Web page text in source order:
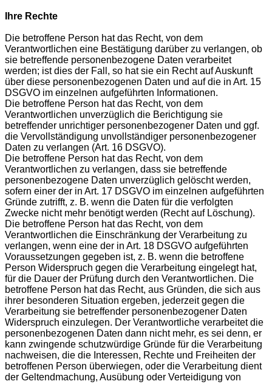
Ihre Rechte
Die betroffene Person hat das Recht, von dem
Verantwortlichen eine Bestätigung darüber zu verlangen, ob
sie betreffende personenbezogene Daten verarbeitet
werden; ist dies der Fall, so hat sie ein Recht auf Auskunft
über diese personenbezogenen Daten und auf die in Art. 15
DSGVO im einzelnen aufgeführten Informationen.
Die betroffene Person hat das Recht, von dem
Verantwortlichen unverzüglich die Berichtigung sie
betreffender unrichtiger personenbezogener Daten und ggf.
die Vervollständigung unvollständiger personenbezogener
Daten zu verlangen (Art. 16 DSGVO).
Die betroffene Person hat das Recht, von dem
Verantwortlichen zu verlangen, dass sie betreffende
personenbezogene Daten unverzüglich gelöscht werden,
sofern einer der in Art. 17 DSGVO im einzelnen aufgeführten
Gründe zutrifft, z. B. wenn die Daten für die verfolgten
Zwecke nicht mehr benötigt werden (Recht auf Löschung).
Die betroffene Person hat das Recht, von dem
Verantwortlichen die Einschränkung der Verarbeitung zu
verlangen, wenn eine der in Art. 18 DSGVO aufgeführten
Voraussetzungen gegeben ist, z. B. wenn die betroffene
Person Widerspruch gegen die Verarbeitung eingelegt hat,
für die Dauer der Prüfung durch den Verantwortlichen. Die
betroffene Person hat das Recht, aus Gründen, die sich aus
ihrer besonderen Situation ergeben, jederzeit gegen die
Verarbeitung sie betreffender personenbezogener Daten
Widerspruch einzulegen. Der Verantwortliche verarbeitet die
personenbezogenen Daten dann nicht mehr, es sei denn, er
kann zwingende schutzwürdige Gründe für die Verarbeitung
nachweisen, die die Interessen, Rechte und Freiheiten der
betroffenen Person überwiegen, oder die Verarbeitung dient
der Geltendmachung, Ausübung oder Verteidigung von